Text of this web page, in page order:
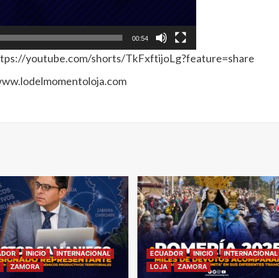
00:54
youtube.com/shorts/TkFxftijoLg?feature=share
INICIO
INTERNACIONAL
ZAMORA
ECUADOR INICIO
INTERNACIONAL
LOJA
ZAMORA